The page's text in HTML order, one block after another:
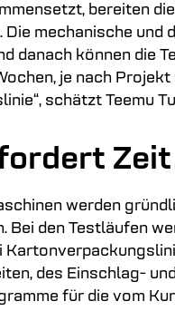
bereiten
Die mechanische und
danach können die
je nach
schätzt Teemu
werden
Bei den Testläufen
des Einschlag-
für die vom